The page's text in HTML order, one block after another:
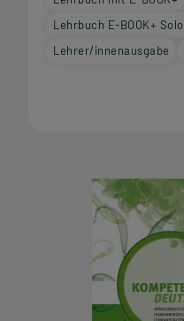
Lehrbuch E-BOOK+ Solo
Lehrer/innenausgabe